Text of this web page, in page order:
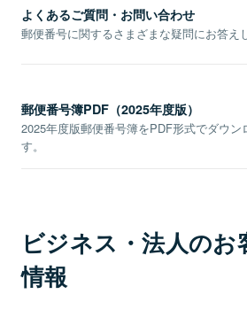
よくあるご質問・お問い合わせ
郵便番号に関するさまざまな疑問にお答え
郵便番号簿PDF（2025年度版）
2025年度版郵便番号簿をPDF形式でダウン
す。
ビジネス・法人のお
情報